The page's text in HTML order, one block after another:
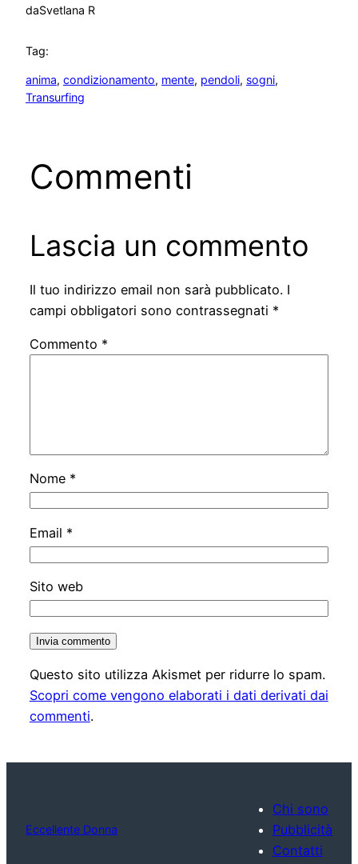
daSvetlana R
Tag:
anima, condizionamento, mente, pendoli, sogni
Transurfing
Commenti
Lascia un commento
Il tuo indirizzo email non sarà pubblicato. I
campi obbligatori sono contrassegnati *
Commento *
Nome *
Email *
Sito web
Questo sito utilizza Akismet per ridurre lo spam.
Scopri come vengono elaborati i dati derivati dai
commenti.
Eccellente Donna
Chi sono
Pubblicità
Contatti